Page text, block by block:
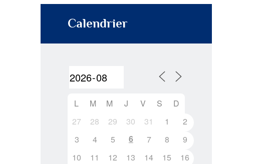
Calendrier
L M M J V S
D
27
28 29 30 31 1
2
3
4 5 6 7 8
9
10
11 12 13 14 15
16